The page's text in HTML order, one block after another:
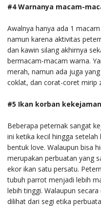
#4 Warnanya macam-
Awalnya hanya ada 1
namun karena aktivitas
dan kawin silang akhirnya
bermacam-macam warna.
merah, namun ada juga
coklat, dan corat-coret mirip
#5 Ikan korban
Beberapa peternak sangat
ini ketika kecil hingga
bentuk love. Walaupun bisa
merupakan perbuatan yang
ekor ikan satu persatu.
tubuh parrot menjadi lebih
lebih tinggi. Walaupun
dilihat dari segi etika